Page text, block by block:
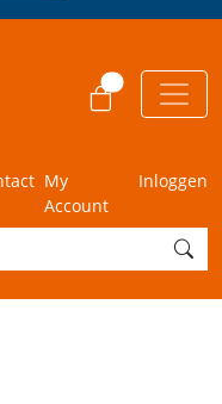
My
Account
Inloggen